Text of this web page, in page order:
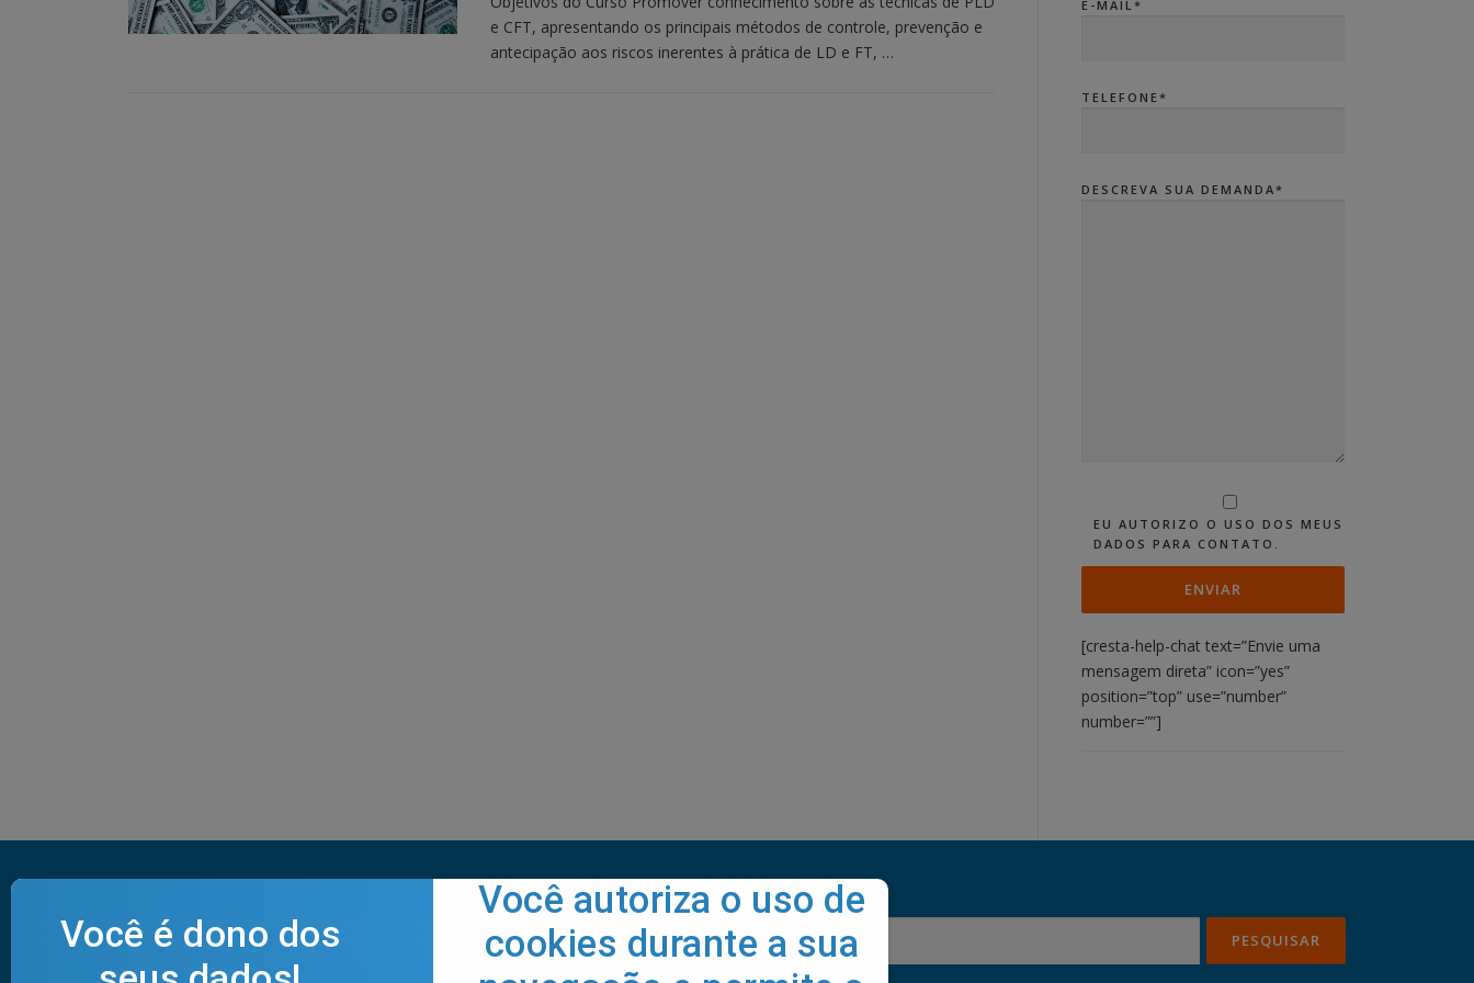
e CFT, apresentando os principais métodos de controle, prevenção e
antecipação aos riscos inerentes à prática de LD e FT, …
E-MAIL*
TELEFONE*
DESCREVA SUA DEMANDA*
EU AUTORIZO O USO DOS MEUS
DADOS PARA CONTATO.
[cresta-help-chat text=”Envie uma
mensagem direta” icon=”yes”
position=”top” use=”number”
number=””]
Pesquisar